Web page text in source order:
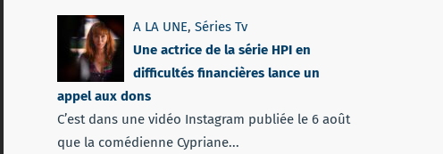
A LA UNE, Séries Tv
Une actrice de la série HPI en
difficultés financières lance un
appel aux dons
C’est dans une vidéo Instagram publiée le 6 août
que la comédienne Cypriane...